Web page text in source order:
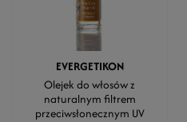
EVERGETIKON
Olejek do włosów z
naturalnym filtrem
przeciwsłonecznym UV